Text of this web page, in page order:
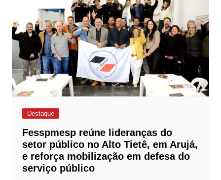
Destaque
Fesspmesp reúne lideranças do
setor público no Alto Tietê, em Arujá,
e reforça mobilização em defesa do
serviço público